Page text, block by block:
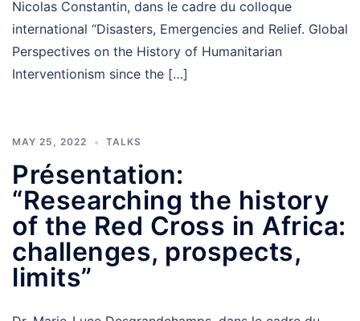
Nicolas Constantin, dans le cadre du colloque
international “Disasters, Emergencies and Relief. Global
Perspectives on the History of Humanitarian
Interventionism since the […]
MAY 25, 2022 TALKS
Présentation:
“Researching the history
of the Red Cross in Africa:
challenges, prospects,
limits”